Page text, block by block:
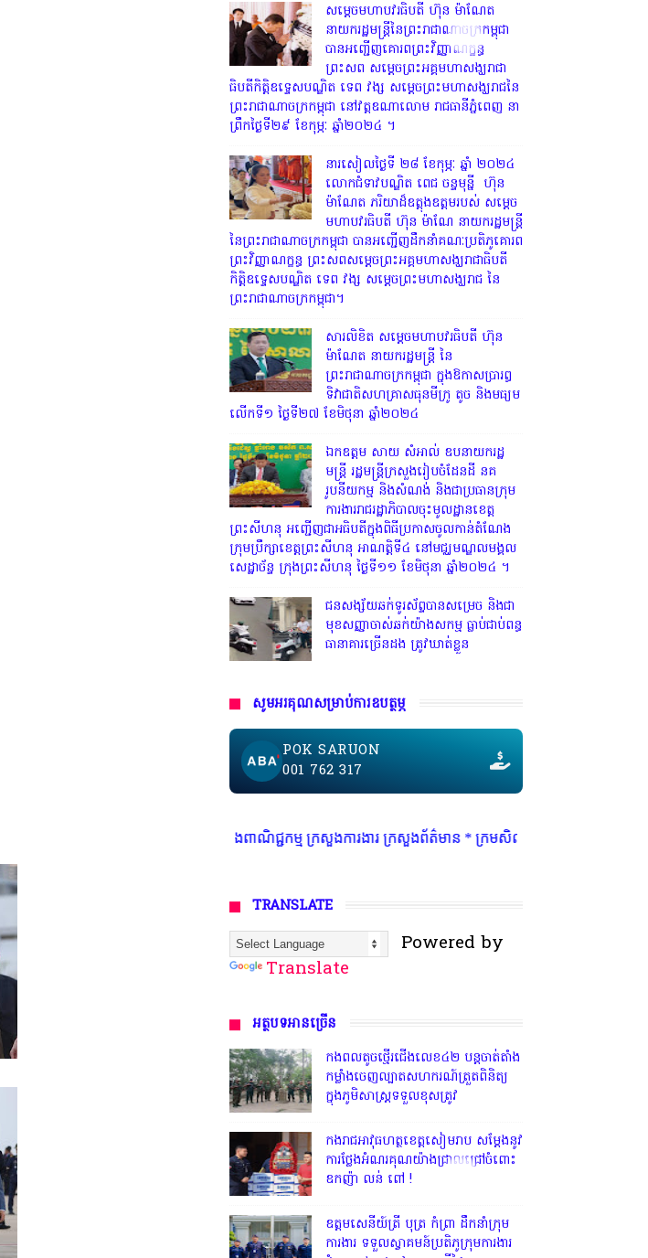
សម្តេចមហាបវរធិបតី ហ៊ុន ម៉ាណែត
នាយករដ្ឋមន្ត្រីនៃព្រះរាជាណាចក្រកម្ពុជា
បានអញ្ជើញគោរពព្រះវិញ្ញាណក្ខន្ធ
ព្រះសព សម្តេចព្រះអគ្គមហាសង្ឃរាជា
ធិបតីកិត្តិឧទ្ទេសបណ្ឌិត ទេព វង្ស សម្តេចព្រះមហាសង្ឃរាជនៃ
ព្រះរាជាណាចក្រកម្ពុជា នៅវត្តឧណាលោម រាជធានីភ្នំពេញ នា
ព្រឹកថ្ងៃទី២៩ ខែកុម្ភៈ ឆ្នាំ២០២៤ ។
នារសៀលថ្ងៃទី ២៨ ខែកុម្ភៈ ឆ្នាំ ២០២៤
លោកជំទាវបណ្ឌិត ពេជ ចន្ទមុន្នី ហ៊ុន
ម៉ាណែត ភរិយាដ៏ឧត្តុងឧត្តមរបស់ សម្តេច
មហាបវរធិបតី ហ៊ុន ម៉ាណែ នាយករដ្ឋមន្រ្តី
នៃព្រះរាជាណាចក្រកម្ពុជា បានអញ្ជើញដឹកនាំគណៈប្រតិភូគោរព
ព្រះវិញ្ញាណក្ខន្ធ ព្រះសពសម្តេចព្រះអគ្គមហាសង្ឃរាជាធិបតី
កិត្តិឧទ្ទេសបណ្ឌិត ទេព វង្ស សម្តេចព្រះមហាសង្ឃរាជ នៃ
ព្រះរាជាណាចក្រកម្ពុជា។
សារលិខិត សម្តេចមហាបវរធិបតី ហ៊ុន
ម៉ាណែត នាយករដ្ឋមន្ត្រី នៃ
ព្រះរាជាណាចក្រកម្ពុជា ក្នុងឱកាសប្រារព្ធ
ទិវាជាតិសហគ្រាសធុនមីក្រូ តូច និងមធ្យម
លើកទី១ ថ្ងៃទី២៧ ខែមិថុនា ឆ្នាំ២០២៤
ឯកឧត្តម សាយ សំអាល់ ឧបនាយករដ្ឋ
មន្ត្រី រដ្ឋមន្ត្រីក្រសួងរៀបចំដែនដី នគ
រូបនីយកម្ម និងសំណង់ និងជាប្រធានក្រុម
ការងាររាជរដ្ឋាភិបាលចុះមូលដ្ឋានខេត្ត
ព្រះសីហនុ អញ្ជើញជាអធិបតីក្នុងពិធីប្រកាសចូលកាន់តំណែង
ក្រុមប្រឹក្សាខេត្តព្រះសីហនុ អាណត្តិទី៤ នៅមជ្ឈមណ្ឌលមង្គល
សេដ្ឋាច័ន្ទ ក្រុងព្រះសីហនុ ថ្ងៃទី១១ ខែមិថុនា ឆ្នាំ២០២៤ ។
ជនសង្ស័យឆក់ទូរស័ព្ទបានសម្រេច និងជា
មុខសញ្ញាចាស់ឆក់យ៉ាងសកម្ម​ ធ្លាប់ជាប់ពន្ធ
ធានាគារច្រេីនដង ត្រូវឃាត់ខ្លួន
សូមអរគុណសម្រាប់ការឧបត្ថម្ភ
POK SARUON
001 762 317
ាប់អនុញ្ញាតិដោយក្រសួងពាណិជ្ជកម្ម ក្រសួងការងារ ក្រសួងព័ត៌មាន * ក្រមសិលធម៌ វិជ្ជាជីវៈ ត្រូវបានអនុវត្ត ជាកត្តាចម្ប
TRANSLATE
Powered by
Translate
អត្ថបទអានច្រើន
កងពលតូចថ្មើរជើងលេខ៤២ បន្តចាត់តាំង
កម្លាំងចេញល្បាតសហករណ៍ត្រួតពិនិត្យ
ក្នុងភូមិសាស្រ្តទទួលខុសត្រូវ
កងរាជអាវុធហត្ថខេត្តសៀមរាប សម្តែងនូវ
ការថ្លែងអំណរគុណយ៉ាងជ្រាលជ្រៅចំពោះ
ឧកញ៉ា លន់ ពៅ !
ឧត្តមសេនីយ៍ត្រី បុត្រ កំព្រា ដឹកនាំក្រុម
ការងារ ទទួលស្វាគមន៍ប្រតិភូក្រុមការងារ